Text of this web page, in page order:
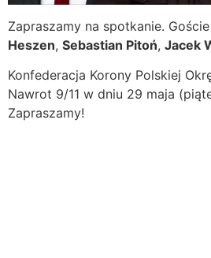
Zapraszamy na spotkanie.
Heszen, Sebastian Pitoń, Jacek
Konfederacja Korony Polskiej
Nawrot 9/11 w dniu 29 maja
Zapraszamy!